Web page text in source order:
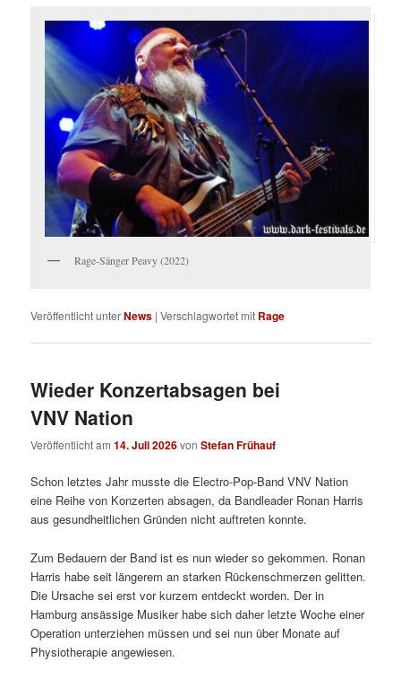
Rage-Sänger Peavy (2022)
Veröffentlicht unterNews |Verschlagwortet mit Rage
Wieder Konzertabsagen bei
VNV Nation
Veröffentlicht am14. Juli 2026vonStefan Frühauf
Schon letztes Jahr musste die Electro-Pop-Band VNV Nation
eine Reihe von Konzerten absagen, da Bandleader Ronan Harris
aus gesundheitlichen Gründen nicht auftreten konnte.
Zum Bedauern der Band ist es nun wieder so gekommen. Ronan
Harris habe seit längerem an starken Rückenschmerzen gelitten.
Die Ursache sei erst vor kurzem entdeckt worden. Der in
Hamburg ansässige Musiker habe sich daher letzte Woche einer
Operation unterziehen müssen und sei nun über Monate auf
Physiotherapie angewiesen.